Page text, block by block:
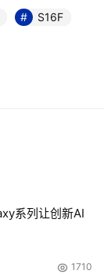
磁盘阵列以及
一如既往的为
老客户一直以
EonStor，是
S16F
系列让创新AI
1710